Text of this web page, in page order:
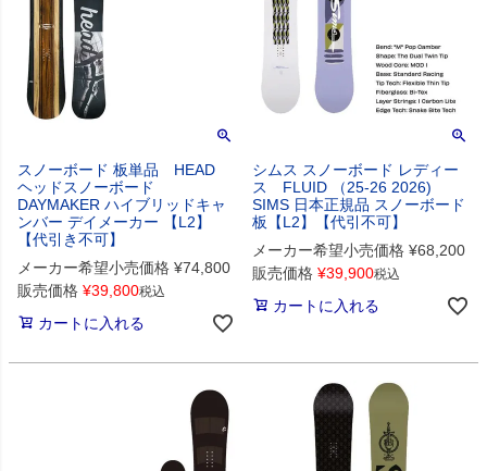
スノーボード 板単品 HEAD
ヘッドスノーボード
DAYMAKER ハイブリッドキャ
ンバー デイメーカー 【L2】
【代引き不可】
メーカー希望小売価格 ¥74,800
販売価格 ¥39,800税込
カートに入れる
シムス スノーボード レディー
ス FLUID （25-26 2026)
SIMS 日本正規品 スノーボード
板【L2】【代引不可】
メーカー希望小売価格 ¥68,200
販売価格 ¥39,900税込
カートに入れる